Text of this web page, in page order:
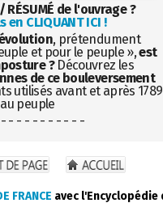
RÉSUMÉ de l'ouvrage ?
CLIQUANT ICI !
, prétendument
et pour le peuple »,est
?Découvrez les
de ce bouleversement
utilisés avant et après 1789
peuple
- - - - - - - - - - -
FRANCE avec